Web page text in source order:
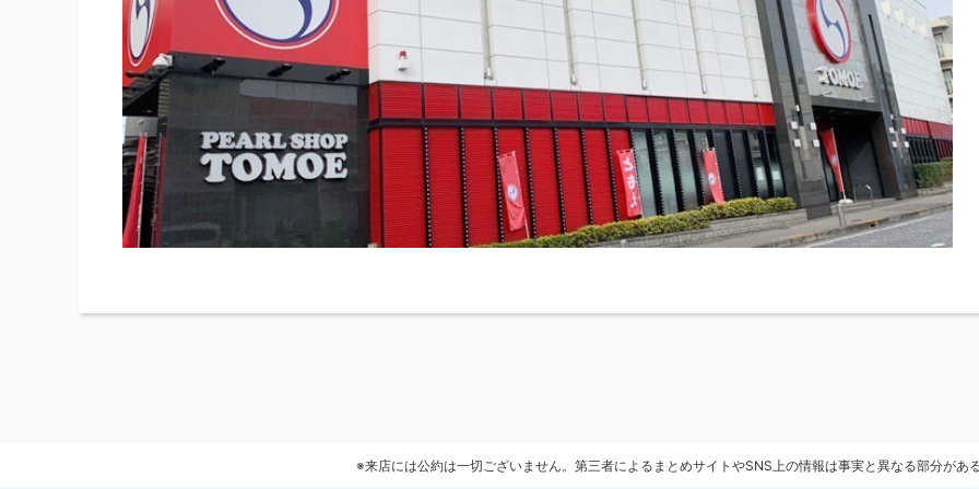
※来店には公約は一切ございません。第三者によるまとめサイトやSNS上の情報は事実と異なる部分があ